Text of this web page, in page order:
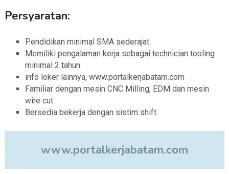
Persyaratan:
Pendidikan minimal SMA sederajat
Memiliki pengalaman kerja sebagai technician tooling
minimal 2 tahun
info loker lainnya, www.portalkerjabatam.com
Familiar dengan mesin CNC Milling, EDM dan mesin
wire cut
Bersedia bekerja dengan sistim shift
www.portalkerjabatam.com